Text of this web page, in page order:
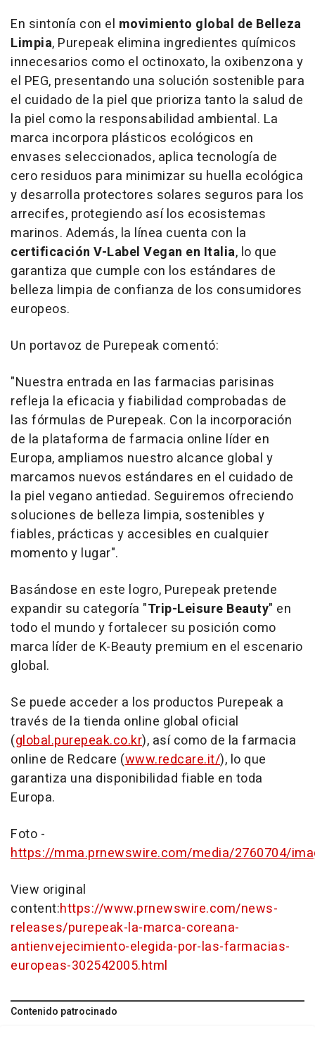
En sintonía con el movimiento global de Belleza
Limpia, Purepeak elimina ingredientes químicos
innecesarios como el octinoxato, la oxibenzona y
el PEG, presentando una solución sostenible para
el cuidado de la piel que prioriza tanto la salud de
la piel como la responsabilidad ambiental. La
marca incorpora plásticos ecológicos en
envases seleccionados, aplica tecnología de
cero residuos para minimizar su huella ecológica
y desarrolla protectores solares seguros para los
arrecifes, protegiendo así los ecosistemas
marinos. Además, la línea cuenta con la
certificación V-Label Vegan en Italia, lo que
garantiza que cumple con los estándares de
belleza limpia de confianza de los consumidores
europeos.
Un portavoz de Purepeak comentó:
"Nuestra entrada en las farmacias parisinas
refleja la eficacia y fiabilidad comprobadas de
las fórmulas de Purepeak. Con la incorporación
de la plataforma de farmacia online líder en
Europa, ampliamos nuestro alcance global y
marcamos nuevos estándares en el cuidado de
la piel vegano antiedad. Seguiremos ofreciendo
soluciones de belleza limpia, sostenibles y
fiables, prácticas y accesibles en cualquier
momento y lugar".
Basándose en este logro, Purepeak pretende
expandir su categoría "Trip-Leisure Beauty" en
todo el mundo y fortalecer su posición como
marca líder de K-Beauty premium en el escenario
global.
Se puede acceder a los productos Purepeak a
través de la tienda online global oficial
(global.purepeak.co.kr), así como de la farmacia
online de Redcare (www.redcare.it/), lo que
garantiza una disponibilidad fiable en toda
Europa.
Foto -
https://mma.prnewswire.com/media/2760704/
View original
content:https://www.prnewswire.com/news-
releases/purepeak-la-marca-coreana-
antienvejecimiento-elegida-por-las-farmacias-
europeas-302542005.html
Contenido patrocinado